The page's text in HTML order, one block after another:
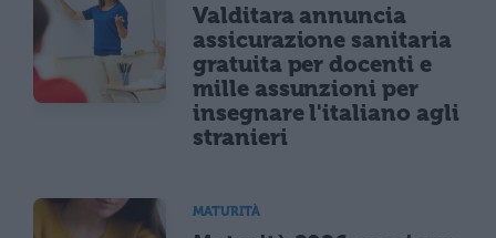
Valditara annuncia
assicurazione sanitaria
gratuita per docenti e
mille assunzioni per
insegnare l'italiano agli
stranieri
MATURITÀ